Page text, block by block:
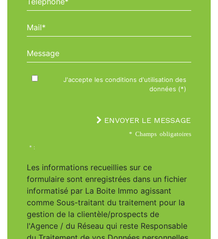
Mail*
Message
J'accepte les conditions d'utilisation des
données (*)
ENVOYER LE MESSAGE
* Champs obligatoires
* :
Les informations recueillies sur ce
formulaire sont enregistrées dans un fichier
informatisé par La Boite Immo agissant
comme Sous-traitant du traitement pour la
gestion de la clientèle/prospects de
l'Agence / du Réseau qui reste Responsable